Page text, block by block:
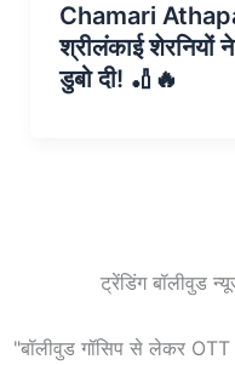
Chamari
श्रीलंकाई
डुबो दी! 🏏🔥
ट्रेंडिंग बॉलीवुड
"बॉलीवुड गॉसिप से लेकर